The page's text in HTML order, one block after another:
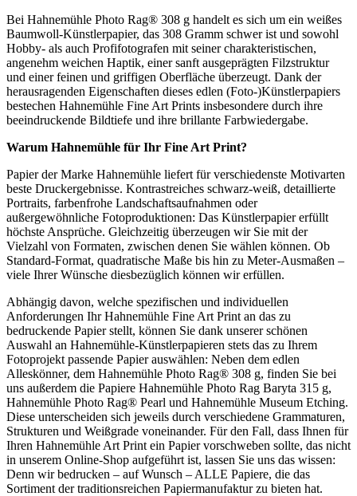
Bei Hahnemühle Photo Rag® 308 g handelt es sich um ein weißes
Baumwoll-Künstlerpapier, das 308 Gramm schwer ist und sowohl
Hobby- als auch Profifotografen mit seiner charakteristischen,
angenehm weichen Haptik, einer sanft ausgeprägten Filzstruktur
und einer feinen und griffigen Oberfläche überzeugt. Dank der
herausragenden Eigenschaften dieses edlen (Foto-)Künstlerpapiers
bestechen Hahnemühle Fine Art Prints insbesondere durch ihre
beeindruckende Bildtiefe und ihre brillante Farbwiedergabe.
Warum Hahnemühle für Ihr Fine Art Print?
Papier der Marke Hahnemühle liefert für verschiedenste Motivarten
beste Druckergebnisse. Kontrastreiches schwarz-weiß, detaillierte
Portraits, farbenfrohe Landschaftsaufnahmen oder
außergewöhnliche Fotoproduktionen: Das Künstlerpapier erfüllt
höchste Ansprüche. Gleichzeitig überzeugen wir Sie mit der
Vielzahl von Formaten, zwischen denen Sie wählen können. Ob
Standard-Format, quadratische Maße bis hin zu Meter-Ausmaßen –
viele Ihrer Wünsche diesbezüglich können wir erfüllen.
Abhängig davon, welche spezifischen und individuellen
Anforderungen Ihr Hahnemühle Fine Art Print an das zu
bedruckende Papier stellt, können Sie dank unserer schönen
Auswahl an Hahnemühle-Künstlerpapieren stets das zu Ihrem
Fotoprojekt passende Papier auswählen: Neben dem edlen
Alleskönner, dem Hahnemühle Photo Rag® 308 g, finden Sie bei
uns außerdem die Papiere Hahnemühle Photo Rag Baryta 315 g,
Hahnemühle Photo Rag® Pearl und Hahnemühle Museum Etching.
Diese unterscheiden sich jeweils durch verschiedene Grammaturen,
Strukturen und Weißgrade voneinander. Für den Fall, dass Ihnen für
Ihren Hahnemühle Art Print ein Papier vorschweben sollte, das nicht
in unserem Online-Shop aufgeführt ist, lassen Sie uns das wissen:
Denn wir bedrucken – auf Wunsch – ALLE Papiere, die das
Sortiment der traditionsreichen Papiermanufaktur zu bieten hat.